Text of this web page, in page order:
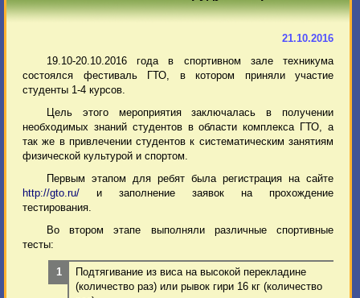
21.10.2016
19.10-20.10.2016 года в спортивном зале техникума
состоялся фестиваль ГТО, в котором приняли участие
студенты 1-4 курсов.
Цель этого мероприятия заключалась в получении
необходимых знаний студентов в области комплекса ГТО, а
так же в привлечении студентов к систематическим занятиям
физической культурой и спортом.
Первым этапом для ребят была регистрация на сайте
http://gto.ru/ и заполнение заявок на прохождение
тестирования.
Во втором этапе выполняли различные спортивные
тесты:
Подтягивание из виса на высокой перекладине
(количество раз) или рывок гири 16 кг (количество